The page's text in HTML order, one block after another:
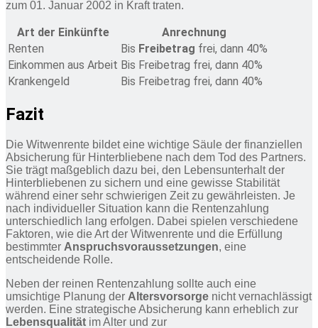
zum 01. Januar 2002 in Kraft traten.
Art der Einkünfte
Anrechnung
Renten
Bis Freibetrag frei, dann 40%
Einkommen aus Arbeit Bis Freibetrag frei, dann 40%
Krankengeld
Bis Freibetrag frei, dann 40%
Fazit
Die Witwenrente bildet eine wichtige Säule der finanziellen
Absicherung für Hinterbliebene nach dem Tod des Partners.
Sie trägt maßgeblich dazu bei, den Lebensunterhalt der
Hinterbliebenen zu sichern und eine gewisse Stabilität
während einer sehr schwierigen Zeit zu gewährleisten. Je
nach individueller Situation kann die Rentenzahlung
unterschiedlich lang erfolgen. Dabei spielen verschiedene
Faktoren, wie die Art der Witwenrente und die Erfüllung
bestimmter Anspruchsvoraussetzungen, eine
entscheidende Rolle.
Neben der reinen Rentenzahlung sollte auch eine
umsichtige Planung der Altersvorsorge nicht vernachlässigt
werden. Eine strategische Absicherung kann erheblich zur
Lebensqualität im Alter und zur